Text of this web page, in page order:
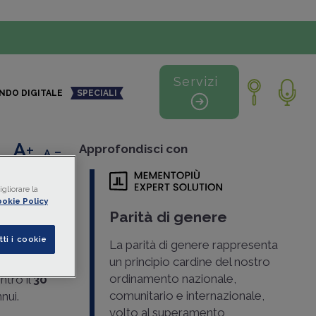
DIGITALE SPECIALI
Servizi
di
il30
+ - Approfondisci con
Parità di genere
La parità di genere rappresenta
un principio cardine del nostro
ordinamento nazionale,
comunitario e internazionale,
volto al superamento
la
Policy
i cookie